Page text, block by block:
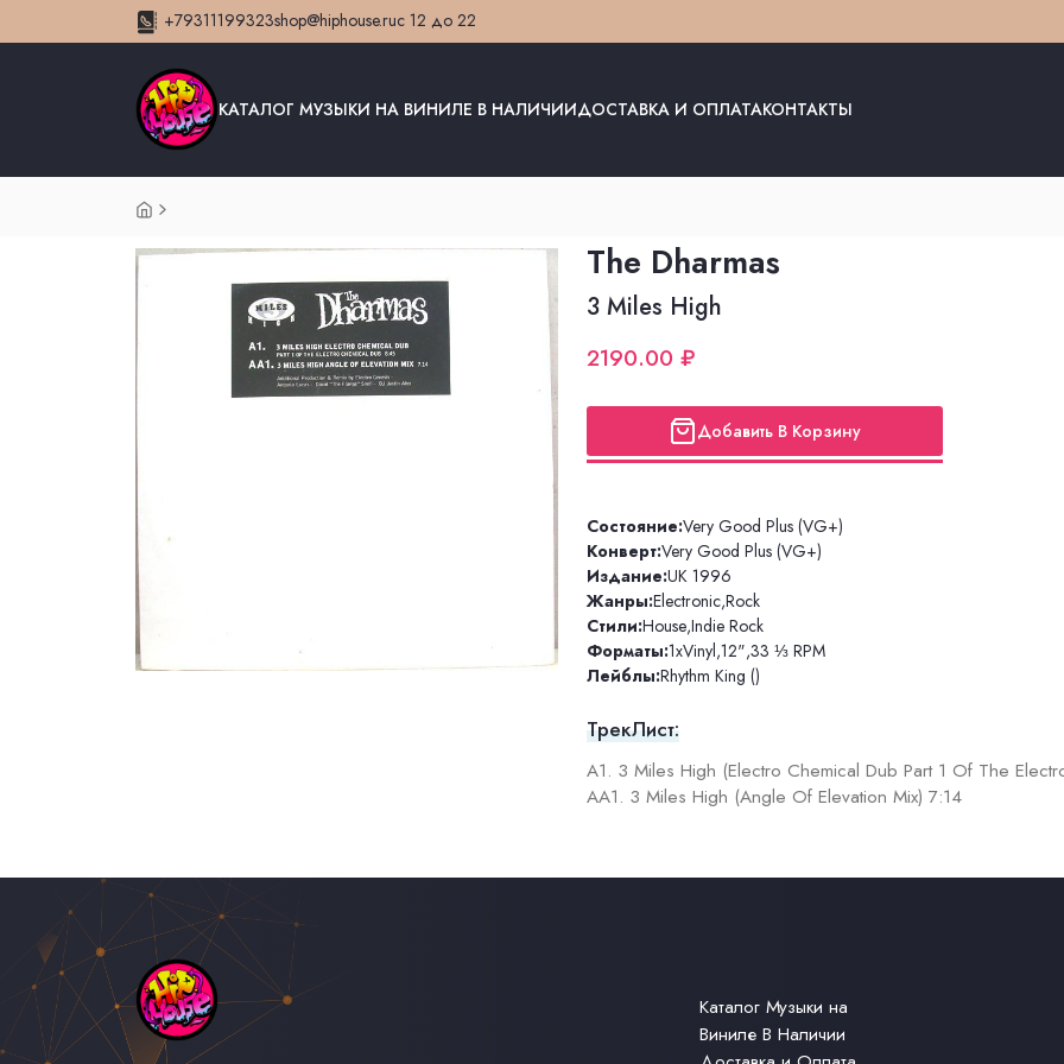
+79311199323shop@hiphouse.ruс 12 до 22
КАТАЛОГ МУЗЫКИ НА ВИНИЛЕ В НАЛИЧИИДОСТАВКА И ОПЛАТАКОНТАКТЫ
The Dharmas
3 Miles High
2190.00 ₽
Добавить В Корзину
Состояние:Very Good Plus (VG+)
Конверт:Very Good Plus (VG+)
Издание:UK 1996
Жанры:Electronic,Rock
Стили:House,Indie Rock
Форматы:1xVinyl,12",33 ⅓ RPM
Лейблы:Rhythm King ()
ТрекЛист:
A1. 3 Miles High (Electro Chemical Dub Part 1 Of The
AA1. 3 Miles High (Angle Of Elevation Mix) 7:14
Каталог Музыки на
Виниле В Наличии